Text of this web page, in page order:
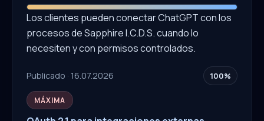
Los clientes pueden conectar ChatGPT con los
procesos de Sapphire I.C.D.S. cuando lo
necesiten y con permisos controlados.
Publicado · 16.07.2026 100%
MÁXIMA